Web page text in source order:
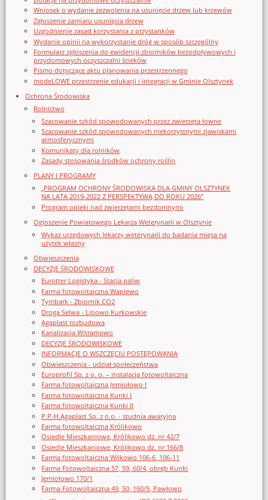
Wniosek o wydanie zezwolenia na usunięcie drzew lub krzewów
Zgłoszenie zamiaru usunięcia drzew
Uzgodnienie zasad korzystania z przystanków
Wydanie opinii na wykorzystanie dróg w sposób szczególny
Formularz zgłoszenia do ewidencji zbiorników bezodpływowych i
przydomowych oczyszczalni ścieków
Pismo dotyczące aktu planowania przestrzennego
modeLOWE przestrzenie edukacji i integracji w Gminie Olsztynek
Ochrona Środowiska
Rolnictwo
Szacowanie szkód spowodowanych przez zwierzęta łowne
Szacowanie szkód spowodowanych niekorzystnymi zjawiskami
atmosferycznymi
Komunikaty dla rolników
Zasady stosowania środków ochrony roślin
PLANY I PROGRAMY
„PROGRAM OCHRONY ŚRODOWISKA DLA GMINY OLSZTYNEK
NA LATA 2019-2022 Z PERSPEKTYWĄ DO ROKU 2026”
Program opieki nad zwierzętami bezdomnymi
Ogloszenie Powiatowego Lekarza Weterynarii w Olsztynie
Wykaz urzędowych lekarzy weterynarii do badania mięsa na
użytek własny
Obwieszczenia
DECYZJE ŚRODOWISKOWE
Eurotter Logistyka - Stacja paliw
Farma fotowoltaiczna Waplewo
Tymbark - Zbiornik CO2
Droga Selwa - Lipowo Kurkowskie
Agaplast rozbudowa
Kanalizacja Witramowo
DECYZJE ŚRODOWISKOWE
INFORMACJE O WSZCZĘCIU POSTĘPOWANIA
Obwieszczenia - udział społeczeństwa
Europrofil Sp. z o. o. – instalacja fotowoltaiczna
Farma fotowoltaiczna Jemiołowo I
Farma fotowoltaiczna Kunki I
Farma fotowoltaiczna Kunki II
P.P-H.Agaplast Sp. z o.o. - studnia awaryjna
Farma fotowoltaiczna Królikowo
Osiedle Mieszkaniowe, Królikowo dz. nr 42/7
Osiedle Mieszkaniowe, Królikowo dz. nr 166/8
Farma fotowoltaiczna Wilkowo 106-6, 106-11
Farma Fotowoltaiczna 57, 59, 60/4, obręb Kunki
Jemiołowo 170/1
Farma Fotowoltaiczna 49, 50, 160/5, Pawłowo